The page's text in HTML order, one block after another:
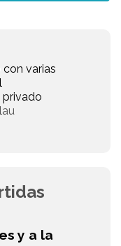
varias
privado
y a la